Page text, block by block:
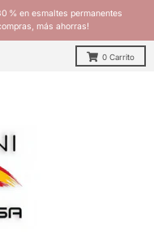
% en esmaltes permanentes
más ahorras!
0 Carrito